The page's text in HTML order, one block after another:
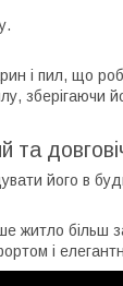
і пил, що
зберігаючи
та
його в
житло більш
і